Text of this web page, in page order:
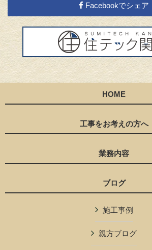
Facebookでシェア
HOME
工事をお考えの方へ
業務内容
ブログ
施工事例
親方ブログ